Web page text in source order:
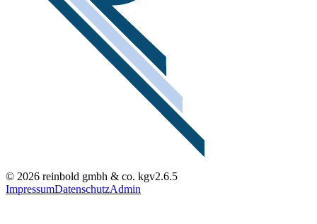
© 2026 reinbold gmbh & co. kgv2.6.5
ImpressumDatenschutzAdmin